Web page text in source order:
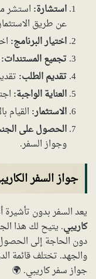
استشارة: استشر
عن طريق
اختيار البرنامج:
تجميع المستندات:
تقديم الطلب:
العناية الواجبة:
الاستثمار: القيام
الحصول على
وجواز السفر.
جواز السفر
يعد السفر بدون
كاريبي. يتيح لك هذا
دون الحاجة إلى
والجهد. تختلف قائمة
جواز سفر كاريبي. 🌍